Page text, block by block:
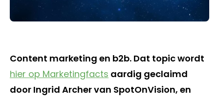
Content marketing en b2b. Dat topic wordt
hier op Marketingfacts aardig geclaimd
door Ingrid Archer van SpotOnVision, en